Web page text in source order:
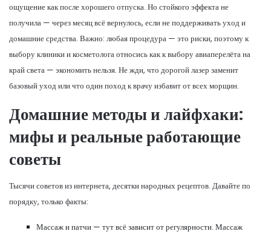
ощущение как после хорошего отпуска. Но стойкого эффекта не
получила — через месяц всё вернулось, если не поддерживать уход и
домашние средства. Важно: любая процедура — это риски, поэтому к
выбору клиники и косметолога относись как к выбору авиаперелёта на
край света — экономить нельзя. Не жди, что дорогой лазер заменит
базовый уход или что один поход к врачу избавит от всех морщин.
Домашние методы и лайфхаки:
мифы и реальные работающие
советы
Тысячи советов из интернета, десятки народных рецептов. Давайте по
порядку, только факты:
Массаж и патчи — тут всё зависит от регулярности. Массаж